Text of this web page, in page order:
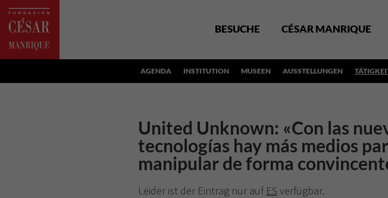
BESUCHE CÉSAR MANRIQUE
AGENDA INSTITUTION MUSEEN AUSSTELLUNGEN
United Unknown: «Con las
tecnologías hay más medios
manipular de forma
Leider ist der Eintrag nur auf ES verfügbar.